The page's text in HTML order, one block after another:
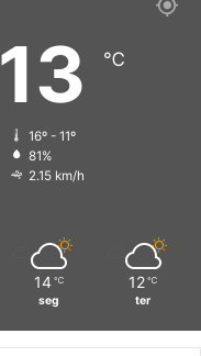
13 ℃
16º - 11º
81%
2.15 km/h
14 ℃
seg
12 ℃
ter